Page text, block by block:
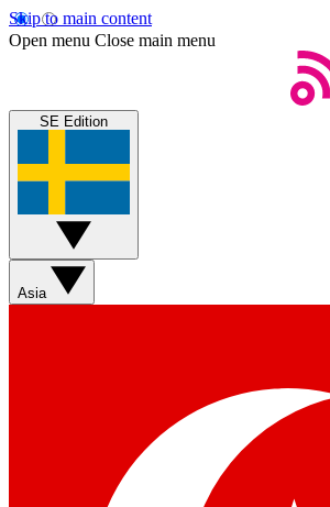
Skip to main content
Open menu Close main menu
SE Edition
Asia